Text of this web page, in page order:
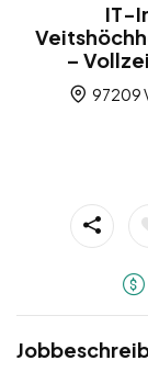
IT-
–
97209